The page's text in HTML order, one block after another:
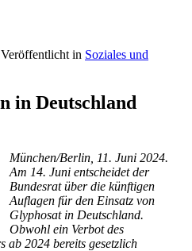
in Soziales und
in Deutschland
München/Berlin, 11. Juni 2024.
Am 14. Juni entscheidet der
Bundesrat über die künftigen
Auflagen für den Einsatz von
Glyphosat in Deutschland.
Obwohl ein Verbot des
ab 2024 bereits gesetzlich